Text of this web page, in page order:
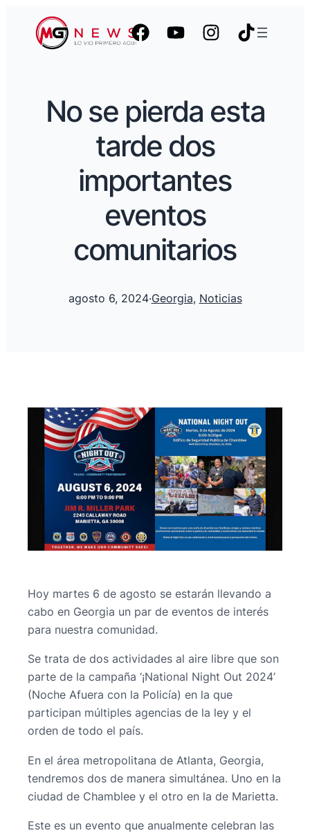
No se pierda esta
tarde dos
importantes
eventos
comunitarios
agosto 6, 2024·Georgia, Noticias
Hoy martes 6 de agosto se estarán llevando a
cabo en Georgia un par de eventos de interés
para nuestra comunidad.
Se trata de dos actividades al aire libre que son
parte de la campaña ‘¡National Night Out 2024’
(Noche Afuera con la Policía) en la que
participan múltiples agencias de la ley y el
orden de todo el país.
En el área metropolitana de Atlanta, Georgia,
tendremos dos de manera simultánea. Uno en la
ciudad de Chamblee y el otro en la de Marietta.
Este es un evento que anualmente celebran las